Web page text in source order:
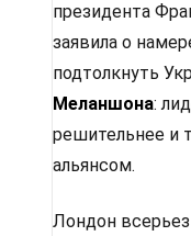
президента
заявила о
подтолкнуть
Меланшона:
решительнее и
альянсом.
Лондон